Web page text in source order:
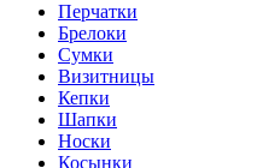
Перчатки
Брелоки
Сумки
Визитницы
Кепки
Шапки
Носки
Косынки